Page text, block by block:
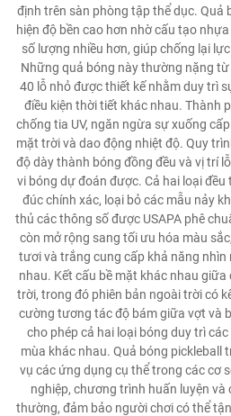
định trên sàn phòng tập thể dục. Quả
hiện độ bền cao hơn nhờ cấu tạo
số lượng nhiều hơn, giúp chống lại
Những quả bóng này thường nặng từ
40 lỗ nhỏ được thiết kế nhằm duy trì
điều kiện thời tiết khác nhau. Thành
chống tia UV, ngăn ngừa sự xuống
mặt trời và dao động nhiệt độ. Quy
độ dày thành bóng đồng đều và vị trí
vi bóng dự đoán được. Cả hai loại
đúc chính xác, loại bỏ các mẫu nảy
thủ các thông số được USAPA phê
còn mở rộng sang tối ưu hóa màu
tươi và trắng cung cấp khả năng
nhau. Kết cấu bề mặt khác nhau
trời, trong đó phiên bản ngoài trời có
cường tương tác độ bám giữa vợt và
cho phép cả hai loại bóng duy trì
mùa khác nhau. Quả bóng pickleball
vụ các ứng dụng cụ thể trong các cơ
nghiệp, chương trình huấn luyện
thường, đảm bảo người chơi có thể